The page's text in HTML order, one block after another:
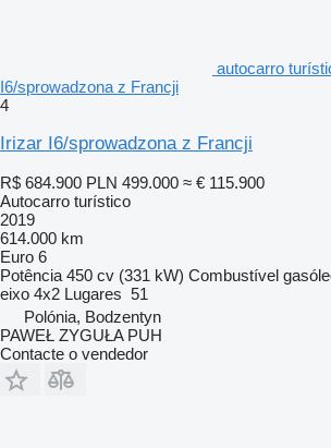
autocarro
I6/sprowadzona z Francji
4
Irizar I6/sprowadzona z Francji
R$ 684.900 PLN 499.000 ≈ € 115.900
Autocarro turístico
2019
614.000 km
Euro 6
Potência 450 cv (331 kW) Combustível
eixo 4x2 Lugares 51
Polónia, Bodzentyn
PAWEŁ ZYGUŁA PUH
Contacte o vendedor